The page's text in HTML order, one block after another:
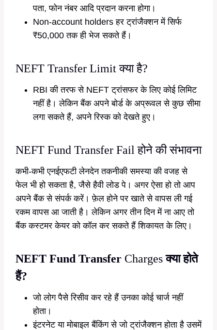
पता, फोन नंबर आदि प्रदान करना होगा।
Non-account holders हर ट्रांजैक्शन में सिर्फ
₹50,000 तक ही भेज सकते हैं।
NEFT Transfer Limit क्या है?
RBI की तरफ से NEFT ट्रांसफर के लिए कोई लिमिट
नहीं है। लेकिन बैंक अपने बोर्ड के अप्रूवल से कुछ सीमा
लगा सकते हैं, अपने रिस्क को देखते हुए।
NEFT Fund Transfer Fail होने की संभावना
कभी-कभी एनईएफटी लेनदेन तकनीकी समस्या की वजह से
फेल भी हो सकता है, जैसे हैवी लोड पे। अगर ऐसा हो तो आप
अपने बैंक से संपर्क करें। फ़ेल होने पर खाते से वापस ली गई
रकम वापस आ जाती है। लेकिन अगर तीन दिन में ना आए तो
बैंक कस्टमर केयर को कॉल कर सकते हैं शिकायत के लिए।
NEFT Fund Transfer Chargesक्या होते
हैं?
जो लोग पैसे रिसीव कर रहे हैं उनका कोई चार्ज नहीं
होता।
इंटरनेट या मोबाइल बैंकिंग से जो ट्रांजैक्शन होता है उसमें